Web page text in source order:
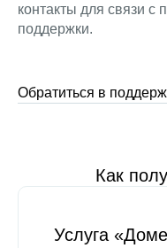
контакты для связи
поддержки.
Обратиться в
Как
Услуга